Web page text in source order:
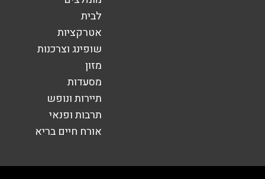
לבית
אטרקציות
שופינג וצרכנות
מזון
מסעדות
תיירות ונופש
תרבות ופנאי
אורח חיים בריא